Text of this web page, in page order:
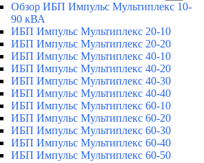
Обзор ИБП Импульс Мультиплекс 10-
90 кВА
ИБП Импульс Мультиплекс 20-10
ИБП Импульс Мультиплекс 20-20
ИБП Импульс Мультиплекс 40-10
ИБП Импульс Мультиплекс 40-20
ИБП Импульс Мультиплекс 40-30
ИБП Импульс Мультиплекс 40-40
ИБП Импульс Мультиплекс 60-10
ИБП Импульс Мультиплекс 60-20
ИБП Импульс Мультиплекс 60-30
ИБП Импульс Мультиплекс 60-40
ИБП Импульс Мультиплекс 60-50